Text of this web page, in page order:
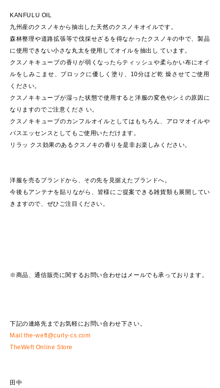
KANFULU OIL
九州産のクスノキから抽出した天然のクスノキオイルです。
森林整理や道路拡張等で伐採せざるを得なかったクスノキの中で、製品
に使用できない小さな丸太を使用してオイルを抽出し ています。
クスノキキューブの香りが弱くなったらティッシュや柔らかい布にオイ
ルをしみこませ、ブロックに優しく塗り、10分ほど乾 燥させてご使用
ください。
クスノキキューブが湿った状態で使用すると洋服の変色やシミの原因に
なりますのでご注意くださ い。
クスノキキューブのカンフルオイルとしてはもちろん、アロマオイルや
バスエッセンスとしてもご使用いただけます。
リラッ クス効果のあるクスノキの香りを是非お楽しみください。
洋服を売るブランドから、その先を見据えたブランドへ。
今後もアンテナを貼りながら、皆様にご提案できる雑貨類も展開してい
きますので、ぜひご注目ください。
※商品、通信販売に関するお問い合わせはメールでも承っております。
下記の連絡先までお気軽にお問い合わせ下さい。
Mail:the-weft@curly-cs.com
TheWeft Online Store
田中